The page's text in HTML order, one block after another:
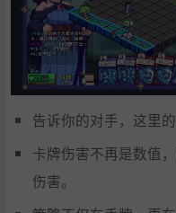
告诉你的对手，这里
卡牌伤害不再是数值
伤害。